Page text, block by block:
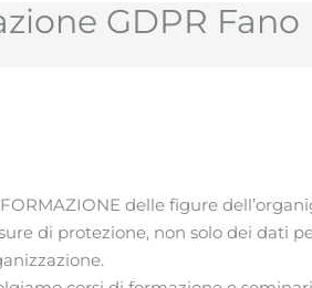
GDPR Fano
delle figure
di protezione, non solo dei dati